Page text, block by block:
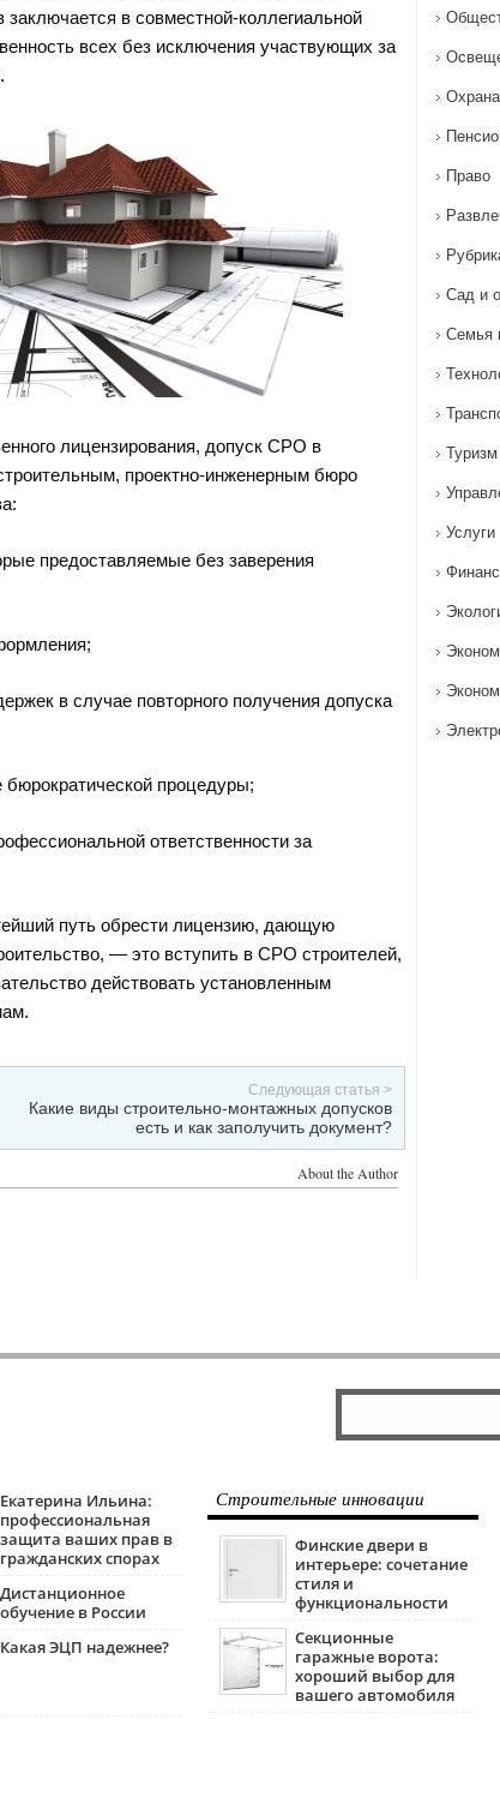
заключается в совместной-коллегиальной
всех без исключения участвующих за
лицензирования, допуск СРО в
проектно-инженерным бюро
предоставляемые без заверения
в случае повторного получения допуска
бюрократической процедуры;
ответственности за
путь обрести лицензию, дающую
— это вступить в СРО строителей,
действовать установленным
Следующая статья >
Какие виды строительно-монтажных допусков
есть и как заполучить документ?
About the Author
Право
Сад и
Семья
Услуги
Екатерина Ильина:
профессиональная
защита ваших прав в
гражданских спорах
Дистанционное
обучение в России
Какая ЭЦП надежнее?
Строительные инновации
Финские двери в
интерьере: сочетание
стиля и
функциональности
Секционные
гаражные ворота:
хороший выбор для
вашего автомобиля